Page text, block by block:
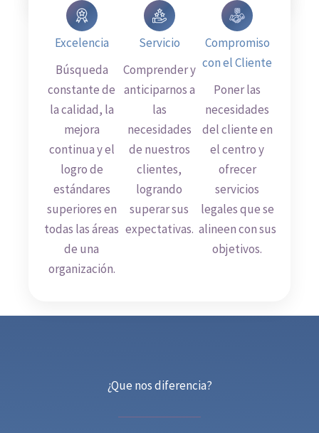
Excelencia
Búsqueda
constante de
la calidad, la
mejora
continua y el
logro de
estándares
superiores en
todas las áreas
de una
organización.
Servicio
Comprender y
anticiparnos a
las
necesidades
de nuestros
clientes,
logrando
superar sus
expectativas.
Compromiso
con el Cliente
Poner las
necesidades
del cliente en
el centro y
ofrecer
servicios
legales que se
alineen con sus
objetivos.
¿Que nos diferencia?